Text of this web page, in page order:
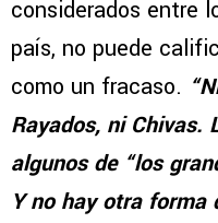
considerados entre
país, no puede
como un fracaso.
Rayados, ni Chivas.
algunos de “los
Y no hay otra forma